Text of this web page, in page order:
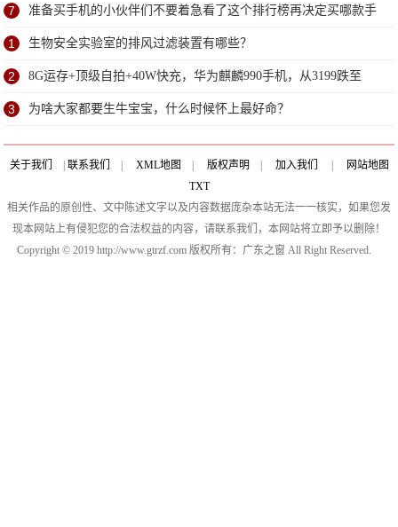
7 准备买手机的小伙伴们不要着急看了这个排行榜再决定买哪款手
机吧
1 生物安全实验室的排风过滤装置有哪些？
2 8G运存+顶级自拍+40W快充，华为麒麟990手机，从3199跌至
2149元
3 为啥大家都要生牛宝宝，什么时候怀上最好命？
关于我们 联系我们 XML地图 版权声明 加入我们
网站地图
TXT
相关作品的原创性、文中陈述文字以及内容数据庞杂本站无法一一核实，如果您发
现本网站上有侵犯您的合法权益的内容，请联系我们，本网站将立即予以删除！
Copyright © 2019 http://www.gtrzf.com 版权所有：广东之窗 All Right Reserved.